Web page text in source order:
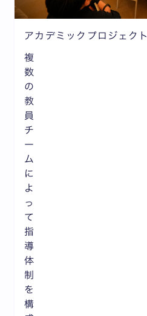
アカデミックプロジェクト
複
数
の
教
員
チ
ー
ム
に
よ
っ
て
指
導
体
制
を
構